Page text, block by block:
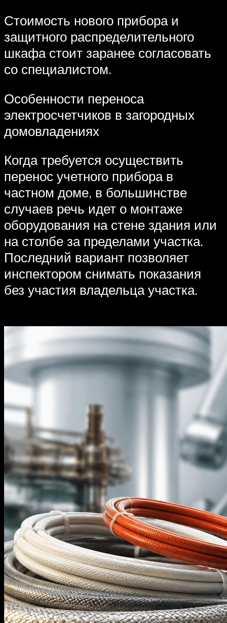
Стоимость нового прибора и
защитного распределительного
шкафа стоит заранее согласовать
со специалистом.
Особенности переноса
электросчетчиков в загородных
домовладениях
Когда требуется осуществить
перенос учетного прибора в
частном доме, в большинстве
случаев речь идет о монтаже
оборудования на стене здания или
на столбе за пределами участка.
Последний вариант позволяет
инспектором снимать показания
без участия владельца участка.